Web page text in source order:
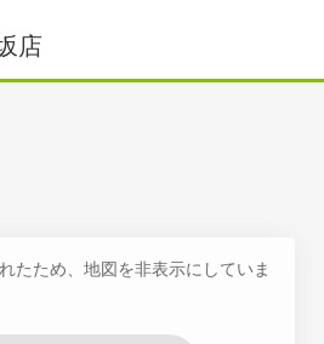
店
たため、地図を非表示にしていま